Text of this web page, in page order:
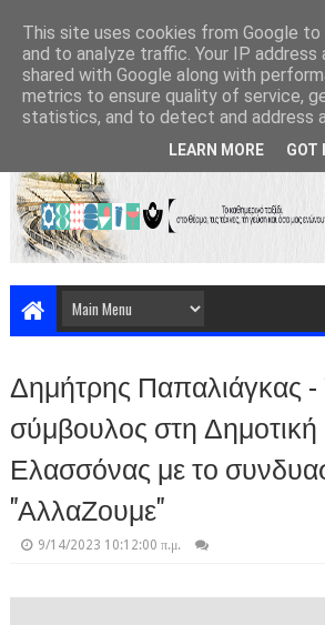
Δημήτρης Παπαλιάγκας
σύμβουλος στη Δημοτική
Ελασσόνας με το
"ΑλλαΖουμε"
9/14/2023 10:12:00 π.μ.
This site uses cookies from Google
and to analyze traffic. Your IP address
shared with Google along with
metrics to ensure quality of service,
statistics, and to detect and address
LEARN MORE GOT